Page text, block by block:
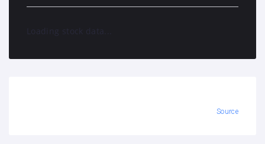
Loading stock data...
Source